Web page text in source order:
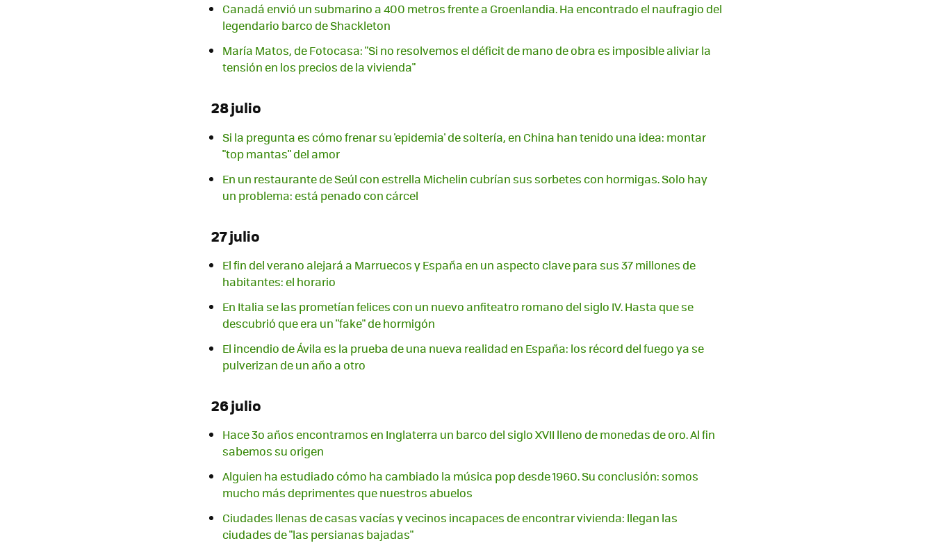
Canadá envió un submarino a 400 metros frente a Groenlandia. Ha encontrado el naufragio del
legendario barco de Shackleton
María Matos, de Fotocasa: "Si no resolvemos el déficit de mano de obra es imposible aliviar la
tensión en los precios de la vivienda"
28 julio
Si la pregunta es cómo frenar su 'epidemia' de soltería, en China han tenido una idea: montar
"top mantas" del amor
En un restaurante de Seúl con estrella Michelin cubrían sus sorbetes con hormigas. Solo hay
un problema: está penado con cárcel
27 julio
El fin del verano alejará a Marruecos y España en un aspecto clave para sus 37 millones de
habitantes: el horario
En Italia se las prometían felices con un nuevo anfiteatro romano del siglo IV. Hasta que se
descubrió que era un "fake" de hormigón
El incendio de Ávila es la prueba de una nueva realidad en España: los récord del fuego ya se
pulverizan de un año a otro
26 julio
Hace 3o años encontramos en Inglaterra un barco del siglo XVII lleno de monedas de oro. Al fin
sabemos su origen
Alguien ha estudiado cómo ha cambiado la música pop desde 1960. Su conclusión: somos
mucho más deprimentes que nuestros abuelos
Ciudades llenas de casas vacías y vecinos incapaces de encontrar vivienda: llegan las
ciudades de "las persianas bajadas"